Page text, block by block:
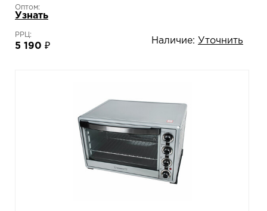
Оптом:
Узнать
РРЦ:
5 190 ₽
Наличие: Уточнить